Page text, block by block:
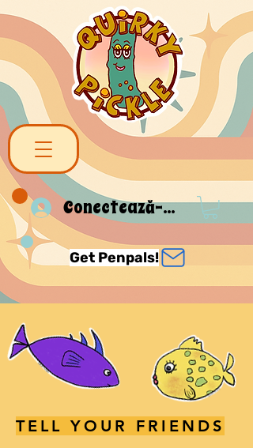
Conectează-te
Get Penpals!
TELL YOUR FRIENDS